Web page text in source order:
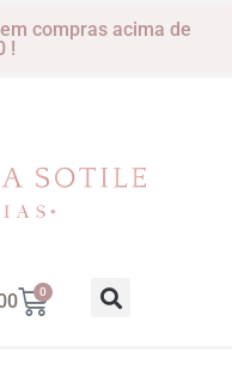
compras acima de
!
0